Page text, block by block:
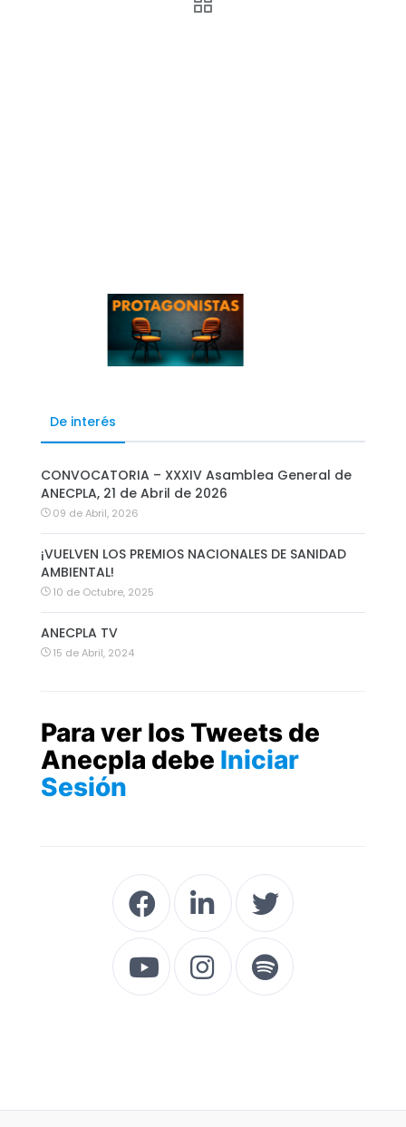
De interés
CONVOCATORIA – XXXIV Asamblea General de
ANECPLA, 21 de Abril de 2026
09 de Abril, 2026
¡VUELVEN LOS PREMIOS NACIONALES DE SANIDAD
AMBIENTAL!
10 de Octubre, 2025
ANECPLA TV
15 de Abril, 2024
Para ver los Tweets de
Anecpla debe Iniciar
Sesión